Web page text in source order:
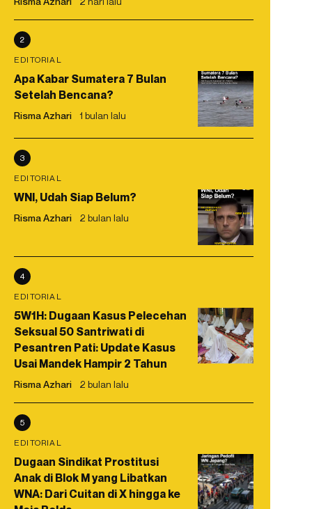
2
EDITORIAL
Apa Kabar Sumatera 7 Bulan
Setelah Bencana?
Risma Azhari 1 bulan lalu
3
EDITORIAL
WNI, Udah Siap Belum?
Risma Azhari 2 bulan lalu
4
EDITORIAL
5W1H: Dugaan Kasus Pelecehan
Seksual 50 Santriwati di
Pesantren Pati: Update Kasus
Usai Mandek Hampir 2 Tahun
Risma Azhari 2 bulan lalu
5
EDITORIAL
Dugaan Sindikat Prostitusi
Anak di Blok M yang Libatkan
WNA: Dari Cuitan di X hingga ke